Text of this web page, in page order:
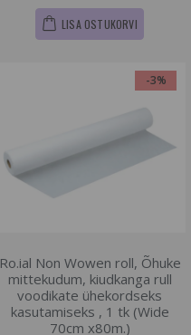
LISA OSTUKORVI
-3%
Ro.ial Non Wowen roll, Õhuke
mittekudum, kiudkanga rull
voodikate ühekordseks
kasutamiseks , 1 tk (Wide
70cm x80m.)